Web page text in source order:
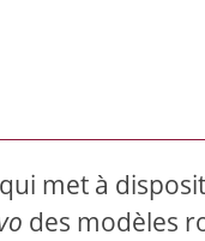
qui met à
des modèles